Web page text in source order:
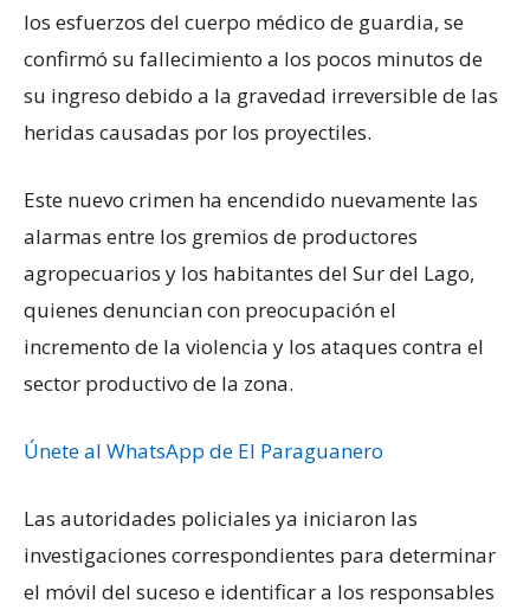
los esfuerzos del cuerpo médico de guardia, se
confirmó su fallecimiento a los pocos minutos de
su ingreso debido a la gravedad irreversible de las
heridas causadas por los proyectiles.
Este nuevo crimen ha encendido nuevamente las
alarmas entre los gremios de productores
agropecuarios y los habitantes del Sur del Lago,
quienes denuncian con preocupación el
incremento de la violencia y los ataques contra el
sector productivo de la zona.
Únete al WhatsApp de El Paraguanero
Las autoridades policiales ya iniciaron las
investigaciones correspondientes para determinar
el móvil del suceso e identificar a los responsables